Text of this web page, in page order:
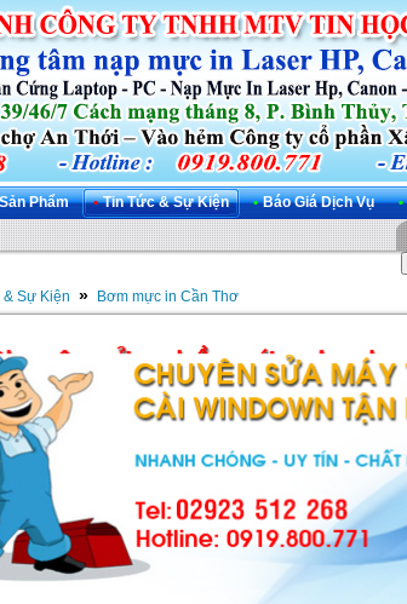
Sản Phẩm • Tin Tức & Sự Kiện • Báo Giá Dịch Vụ •
& Sự Kiện » Bơm mực in Cần Thơ